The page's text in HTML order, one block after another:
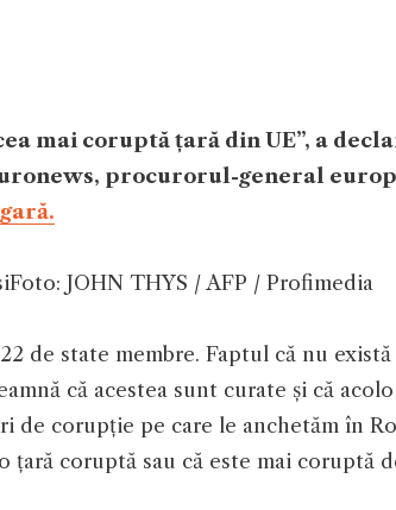
mai coruptă țară din UE”, a
procurorul-general
Foto: JOHN THYS / AFP / Profimedia
de state membre. Faptul că nu
că acestea sunt curate și că
de corupție pe care le anchetăm în
țară coruptă sau că este mai coruptă